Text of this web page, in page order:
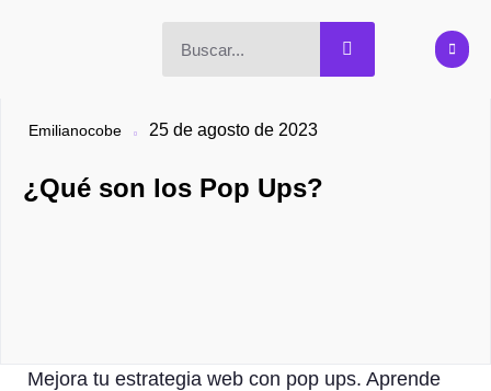
Emilianocobe 25 de agosto de 2023
¿Qué son los Pop Ups?
Mejora tu estrategia web con pop ups. Aprende